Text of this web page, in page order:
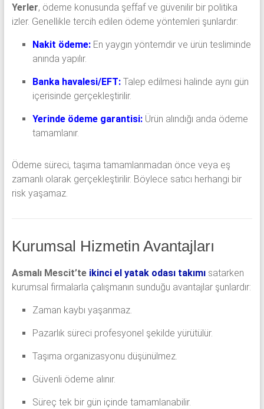
Yerler, ödeme konusunda şeffaf ve güvenilir bir politika
izler. Genellikle tercih edilen ödeme yöntemleri şunlardır:
Nakit ödeme:En yaygın yöntemdir ve ürün tesliminde
anında yapılır.
Banka havalesi/EFT:Talep edilmesi halinde aynı gün
içerisinde gerçekleştirilir.
Yerinde ödeme garantisi:Ürün alındığı anda ödeme
tamamlanır.
Ödeme süreci, taşıma tamamlanmadan önce veya eş
zamanlı olarak gerçekleştirilir. Böylece satıcı herhangi bir
risk yaşamaz.
Kurumsal Hizmetin Avantajları
Asmalı Mescit’te ikinci el yatak odası takımısatarken
kurumsal firmalarla çalışmanın sunduğu avantajlar şunlardır:
Zaman kaybı yaşanmaz.
Pazarlık süreci profesyonel şekilde yürütülür.
Taşıma organizasyonu düşünülmez.
Güvenli ödeme alınır.
Süreç tek bir gün içinde tamamlanabilir.